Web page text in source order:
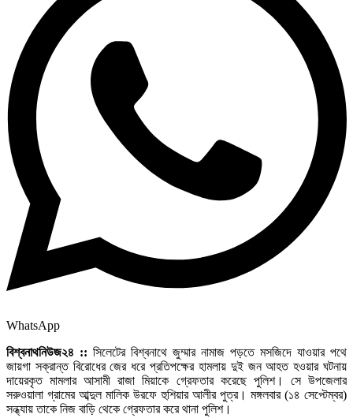
WhatsApp
বিশ্বনাথনিউজ২৪ :: সিলেটের বিশ্বনাথে জুম্মার নামাজ পড়তে মসজিদে যাওয়ার পথে
জায়গা সক্রান্ত বিরোধের জের ধরে প্রতিপক্ষের হামলায় দুই জন আহত হওয়ার ঘটনায়
দায়েরকৃত মামলার আসামী রাজা মিয়াকে গ্রেফতার করেছে পুলিশ। সে উপজেলার
সরুওয়ালা গ্রামের আব্দুল মালিক উরফে হুশিয়ার আলীর পুত্র। মঙ্গলবার (১৪ সেপ্টেম্বর)
সন্ধ্যায় তাকে নিজ বাড়ি থেকে গ্রেফতার করে থানা পুলিশ।